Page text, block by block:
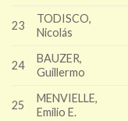
23
TODISCO,
Nicolás
24
BAUZER,
Guillermo
25
MENVIELLE,
Emilio E.